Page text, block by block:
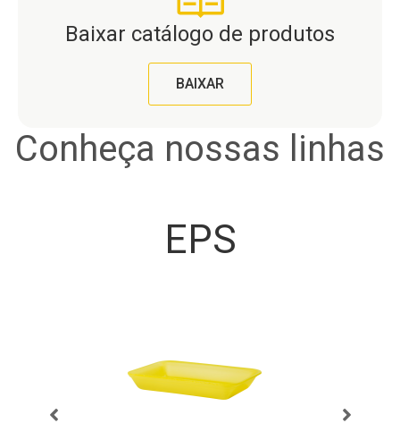
Baixar catálogo de produtos
BAIXAR
Conheça nossas linhas
EPS